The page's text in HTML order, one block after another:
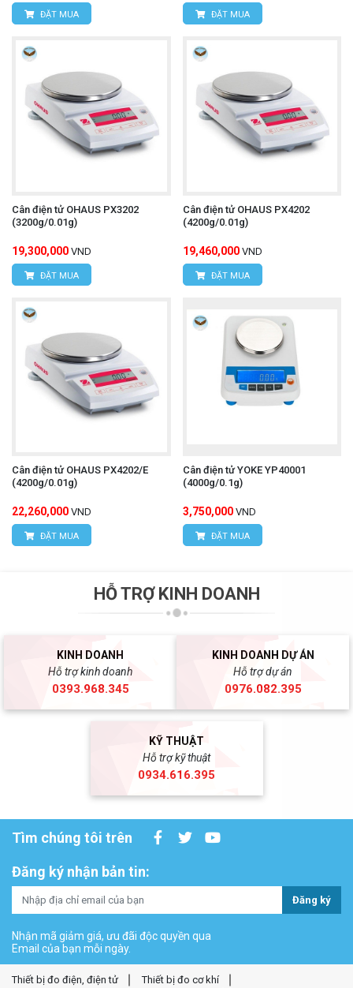
ĐẶT MUA ĐẶT MUA
Cân điện tử OHAUS PX3202
(3200g/0.01g)
19,300,000 VND
ĐẶT MUA
Cân điện tử OHAUS PX4202
(4200g/0.01g)
19,460,000 VND
ĐẶT MUA
Cân điện tử OHAUS PX4202/E
(4200g/0.01g)
22,260,000 VND
ĐẶT MUA
Cân điện tử YOKE YP40001
(4000g/0.1g)
3,750,000 VND
ĐẶT MUA
HỖ TRỢ KINH DOANH
KINH DOANH
Hỗ trợ kinh doanh
0393.968.345
KINH DOANH DỰ ÁN
Hỗ trợ dự án
0976.082.395
KỸ THUẬT
Hỗ trợ kỹ thuật
0934.616.395
Tìm chúng tôi trên
Đăng ký nhận bản tin:
Đăng ký
Nhận mã giảm giá, ưu đãi độc quyền qua
Email của bạn mỗi ngày.
Thiết bị đo điện, điện tử
Thiết bị đo cơ khí